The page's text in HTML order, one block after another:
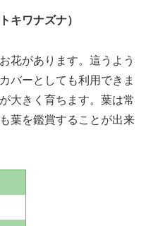
キワナズナ）
花があります。這うよう
バーとしても利用できま
大きく育ちます。葉は常
葉を鑑賞することが出来